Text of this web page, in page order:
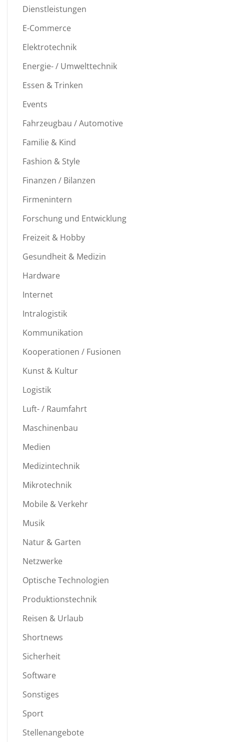
Dienstleistungen
E-Commerce
Elektrotechnik
Energie- / Umwelttechnik
Essen & Trinken
Events
Fahrzeugbau / Automotive
Familie & Kind
Fashion & Style
Finanzen / Bilanzen
Firmenintern
Forschung und Entwicklung
Freizeit & Hobby
Gesundheit & Medizin
Hardware
Internet
Intralogistik
Kommunikation
Kooperationen / Fusionen
Kunst & Kultur
Logistik
Luft- / Raumfahrt
Maschinenbau
Medien
Medizintechnik
Mikrotechnik
Mobile & Verkehr
Musik
Natur & Garten
Netzwerke
Optische Technologien
Produktionstechnik
Reisen & Urlaub
Shortnews
Sicherheit
Software
Sonstiges
Sport
Stellenangebote